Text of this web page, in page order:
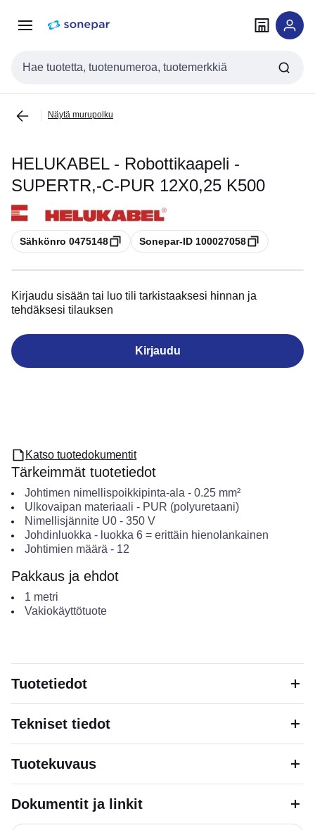
navigointiinsisältöön
Haku
Näytä murupolku
HELUKABEL - Robottikaapeli -
SUPERTR,-C-PUR 12X0,25 K500
Kopioi
Sähkönro 0475148 Kopioi
Sonepar-ID 100027058
Kirjaudu sisään tai luo tili tarkistaaksesi hinnan ja
tehdäksesi tilauksen
Kirjaudu
Katso tuotedokumentit
Tärkeimmät tuotetiedot
Johtimen nimellispoikkipinta-ala - 0.25 mm²
Ulkovaipan materiaali - PUR (polyuretaani)
Nimellisjännite U0- 350 V
Johdinluokka - luokka 6 = erittäin hienolankainen
Johtimien määrä - 12
Pakkaus ja ehdot
1 metri
Vakiokäyttötuote
Tuotetiedot
Tekniset tiedot
Tuotekuvaus
Dokumentit ja linkit